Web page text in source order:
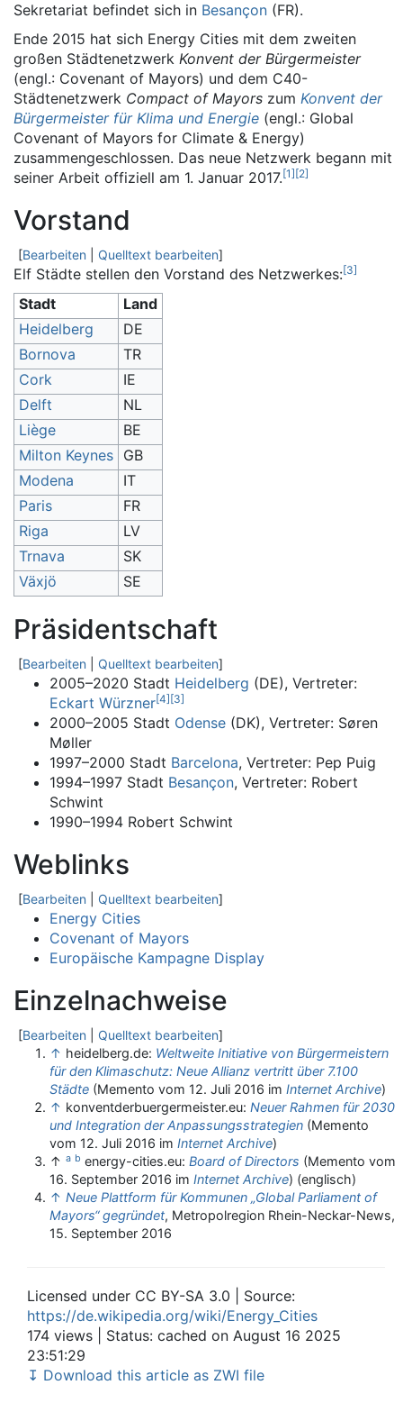
Sekretariat befindet sich in Besançon (FR).
Ende 2015 hat sich Energy Cities mit dem zweiten
großen Städtenetzwerk Konvent der Bürgermeister
(engl.: Covenant of Mayors) und dem C40-
Städtenetzwerk Compact of Mayors zum Konvent der
Bürgermeister für Klima und Energie (engl.: Global
Covenant of Mayors for Climate & Energy)
zusammengeschlossen. Das neue Netzwerk begann mit
seiner Arbeit offiziell am 1. Januar 2017.[1][2]
Vorstand
[Bearbeiten Quelltext bearbeiten]
Elf Städte stellen den Vorstand des Netzwerkes:[3]
Stadt
Land
Heidelberg
DE
Bornova
TR
Cork
IE
Delft
NL
Liège
BE
Milton Keynes GB
Modena
IT
Paris
FR
Riga
LV
Trnava
SK
Växjö
SE
Präsidentschaft
[Bearbeiten Quelltext bearbeiten]
2005–2020 Stadt Heidelberg (DE), Vertreter:
Eckart Würzner[4][3]
2000–2005 Stadt Odense (DK), Vertreter: Søren
Møller
1997–2000 Stadt Barcelona, Vertreter: Pep Puig
1994–1997 Stadt Besançon, Vertreter: Robert
Schwint
1990–1994 Robert Schwint
Weblinks
[Bearbeiten Quelltext bearbeiten]
Energy Cities
Covenant of Mayors
Europäische Kampagne Display
Einzelnachweise
[Bearbeiten Quelltext bearbeiten]
↑ heidelberg.de: Weltweite Initiative von Bürgermeistern
für den Klimaschutz: Neue Allianz vertritt über 7.100
Städte (Memento vom 12. Juli 2016 im Internet Archive)
↑ konventderbuergermeister.eu: Neuer Rahmen für 2030
und Integration der Anpassungsstrategien (Memento
vom 12. Juli 2016 im Internet Archive)
↑ a b energy-cities.eu: Board of Directors (Memento vom
16. September 2016 im Internet Archive) (englisch)
↑ Neue Plattform für Kommunen „Global Parliament of
Mayors“ gegründet, Metropolregion Rhein-Neckar-News,
15. September 2016
Licensed under CC BY-SA 3.0 | Source:
https://de.wikipedia.org/wiki/Energy_Cities
174 views | Status: cached on August 16 2025
23:51:29
↧ Download this article as ZWI file